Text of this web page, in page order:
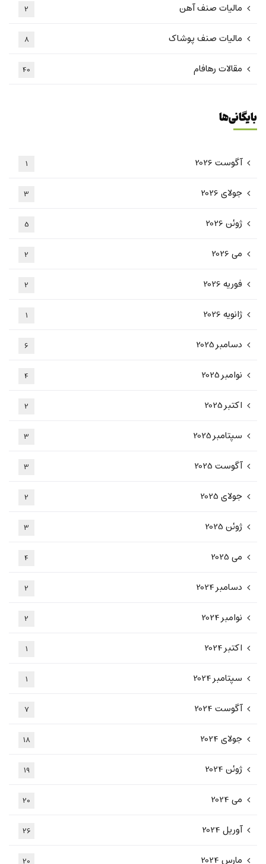
مالیات صنف آهن 2
مالیات صنف پوشاک 8
مقالات رهافام 40
بایگانی‌ها
آگوست 2026 1
جولای 2026 3
ژوئن 2026 5
می 2026 2
فوریه 2026 2
ژانویه 2026 1
دسامبر 2025 6
نوامبر 2025 4
اکتبر 2025 2
سپتامبر 2025 3
آگوست 2025 3
جولای 2025 2
ژوئن 2025 3
می 2025 4
دسامبر 2024 2
نوامبر 2024 2
اکتبر 2024 1
سپتامبر 2024 1
آگوست 2024 7
جولای 2024 18
ژوئن 2024 19
می 2024 20
آوریل 2024 26
مارس 2024 20